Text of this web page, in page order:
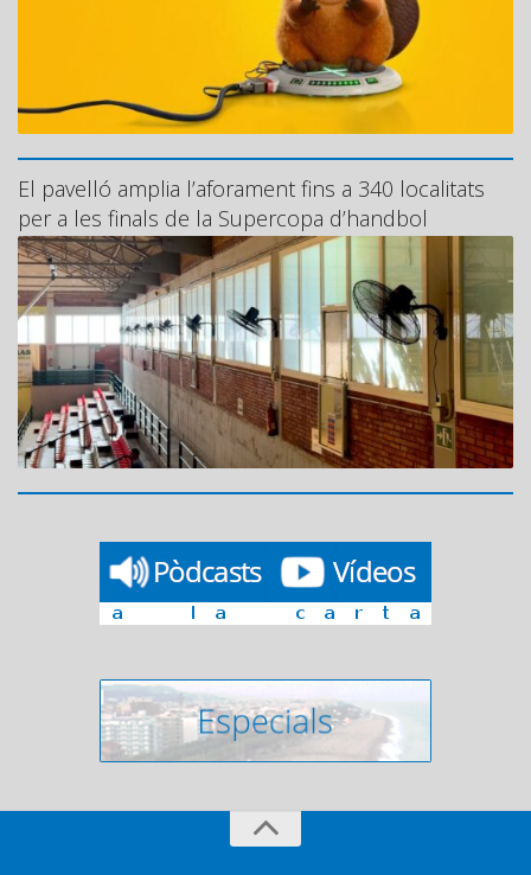
El pavelló amplia l’aforament fins a 340 localitats
per a les finals de la Supercopa d’handbol